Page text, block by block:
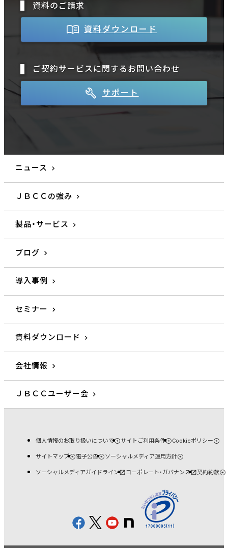
資料のご請求
資料ダウンロード
ご契約サービスに関するお問い合わせ
サポート
ニュース
ＪＢＣＣの強み
製品・サービス
ブログ
導入事例
セミナー
資料ダウンロード
会社情報
ＪＢＣＣユーザー会
個人情報のお取り扱いについて サイトご利用条件 Cookieポリシー
サイトマップ 電子公告 ソーシャルメディア運用方針
ソーシャルメディアガイドライン コーポレート・ガバナンス 契約約款